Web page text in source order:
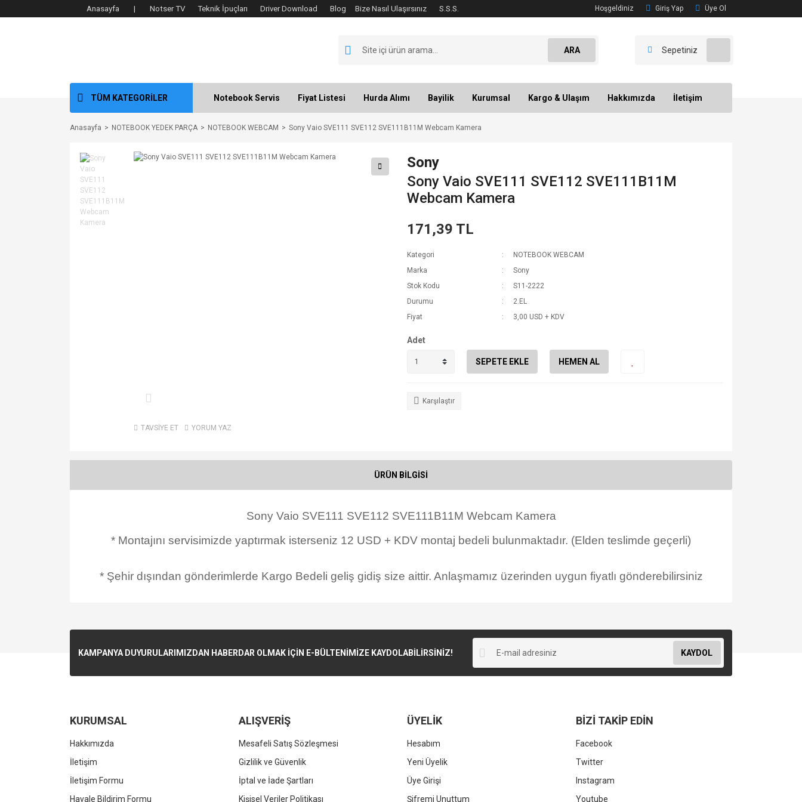
Anasayfa | Notser TV Teknik İpuçları Driver Download Blog Bize Nasıl UlaşırsınızS.S.S. Hoşgeldiniz Giriş Yap Üye Ol
ARA Sepetiniz
TÜM KATEGORİLER Notebook Servis Fiyat Listesi Hurda Alımı Bayilik Kurumsal Kargo & Ulaşım Hakkımızda İletişim
Anasayfa NOTEBOOK YEDEK PARÇA NOTEBOOK WEBCAM Sony Vaio SVE111 SVE112 SVE111B11M Webcam Kamera
TAVSİYE ET YORUM YAZ
Sony
Sony Vaio SVE111 SVE112 SVE111B11M
Webcam Kamera
171,39 TL
Kategori
NOTEBOOK WEBCAM
Marka
Sony
Stok Kodu
S11-2222
Durumu
2.EL
Fiyat
3,00 USD + KDV
Adet
SEPETE EKLE HEMEN AL
Karşılaştır
ÜRÜN BİLGİSİ
Sony Vaio SVE111 SVE112 SVE111B11M Webcam Kamera
* Montajını servisimizde yaptırmak isterseniz 12 USD + KDV montaj bedeli bulunmaktadır. (Elden teslimde geçerli)
* Şehir dışından gönderimlerde Kargo Bedeli geliş gidiş size aittir. Anlaşmamız üzerinden uygun fiyatlı gönderebilirsiniz
KAMPANYA DUYURULARIMIZDAN HABERDAR OLMAK İÇİN E-BÜLTENİMİZE KAYDOLABİLİRSİNİZ! KAYDOL
KURUMSAL
Hakkımızda
İletişim
İletişim Formu
Havale Bildirim Formu
ALIŞVERİŞ
Mesafeli Satış Sözleşmesi
Gizlilik ve Güvenlik
İptal ve İade Şartları
Kişisel Veriler Politikası
ÜYELİK
Hesabım
Yeni Üyelik
Üye Girişi
Şifremi Unuttum
BİZİ TAKİP EDİN
Facebook
Twitter
Instagram
Youtube